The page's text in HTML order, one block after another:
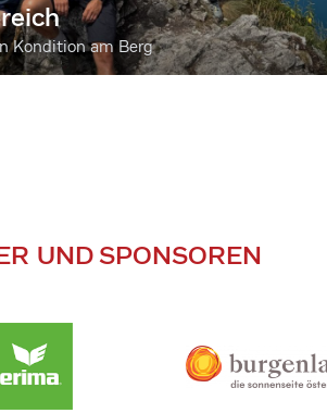
Kondition am Berg
UND SPONSOREN